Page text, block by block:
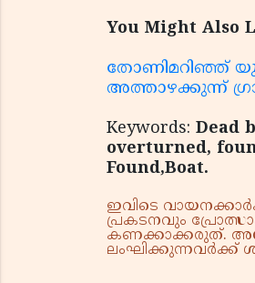
You Might Also
തോണിമറിഞ്ഞ്
അത്താഴക്കുന്ന്
Keywords: Dead
overturned,
Found,Boat.
ഇവിടെ
പ്രകടനവും
കണക്കാക്കരുത്.
ലംഘിക്കുന്നവർക്ക്